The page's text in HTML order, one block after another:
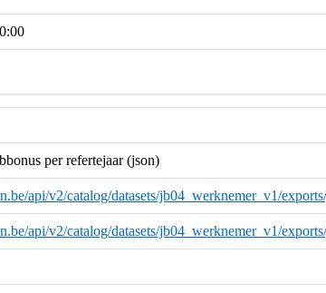
per refertejaar (json)
api/v2/catalog/datasets/jb04_werknemer_v1/
api/v2/catalog/datasets/jb04_werknemer_v1/